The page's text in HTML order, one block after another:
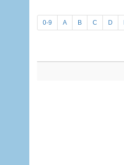
0-9 A B C D